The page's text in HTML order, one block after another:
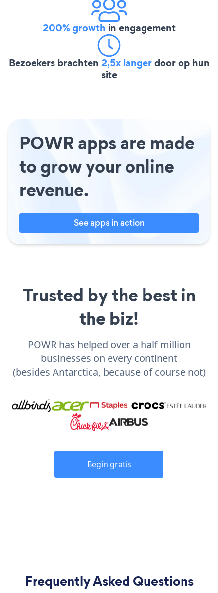
200% growth in engagement
Bezoekers brachten 2,5x langerdoor op hun
site
POWR apps are made
to grow your online
revenue.
See apps in action
Trusted by the best in
the biz!
POWR has helped over a half million
businesses on every continent
(besides Antarctica, because of course not)
Begin gratis
Frequently Asked Questions